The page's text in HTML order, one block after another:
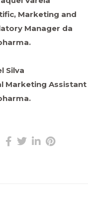
Marketing and
Manager da
Silva
Marketing Assistant